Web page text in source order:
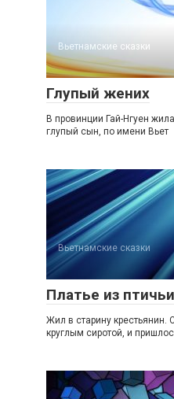
Вьетнамские сказки
Глупый жених
В провинции Гай-Нгуен
глупый сын, по имени Вьет
Вьетнамские сказки
Платье из
Жил в старину крестьянин.
круглым сиротой, и